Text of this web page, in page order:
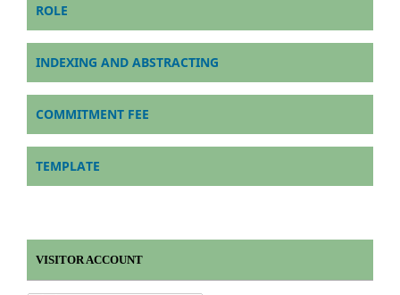
ROLE
INDEXING AND ABSTRACTING
COMMITMENT FEE
TEMPLATE
VISITOR ACCOUNT